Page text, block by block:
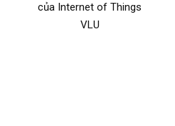
của Internet of Things
VLU